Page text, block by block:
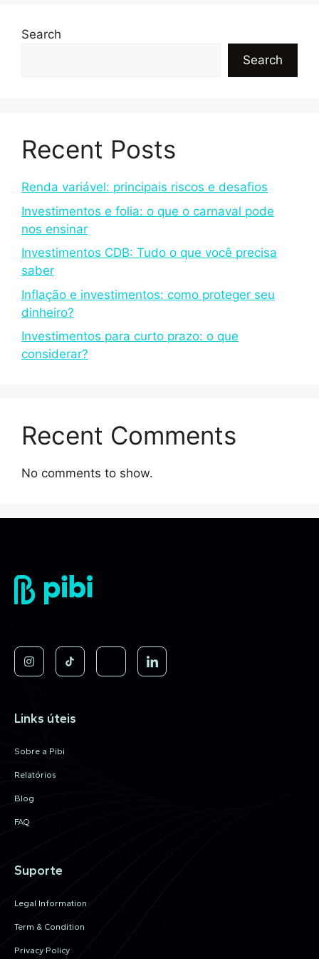
Search
Search
Recent Posts
Renda variável: principais riscos e desafios
Investimentos e folia: o que o carnaval pode
nos ensinar
Investimentos CDB: Tudo o que você precisa
saber
Inflação e investimentos: como proteger seu
dinheiro?
Investimentos para curto prazo: o que
considerar?
Recent Comments
No comments to show.
Links úteis
Sobre a Pibi
Relatórios
Blog
FAQ
Suporte
Legal Information
Term & Condition
Privacy Policy